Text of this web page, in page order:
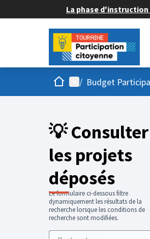
La phase d'instruction
AccueilMenu principal
/ Budget
💡 Consulter
les projets
déposés
Le formulaire ci-dessous filtre
dynamiquement les résultats de la
recherche lorsque les conditions de
recherche sont modifiées.